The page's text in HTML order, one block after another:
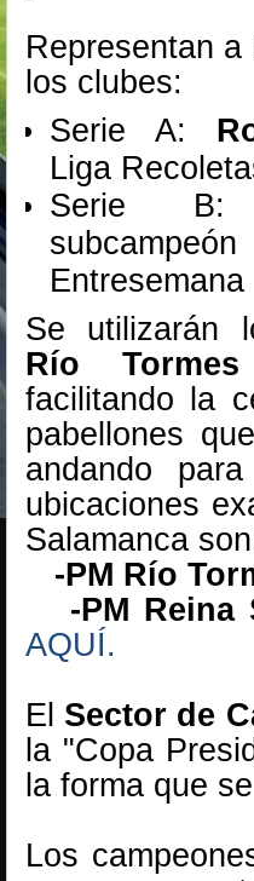
Representan
los clubes:
Serie A:
Liga
Serie
Entresemana
Se utilizarán
Río Tormes
facilitando la
pabellones
andando
ubicaciones
Salamanca
-PM Río
-PM Reina
AQUÍ.
El Sector de
la "Copa
la forma que
Los